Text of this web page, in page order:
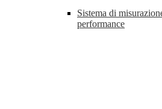
Sistema di
performance